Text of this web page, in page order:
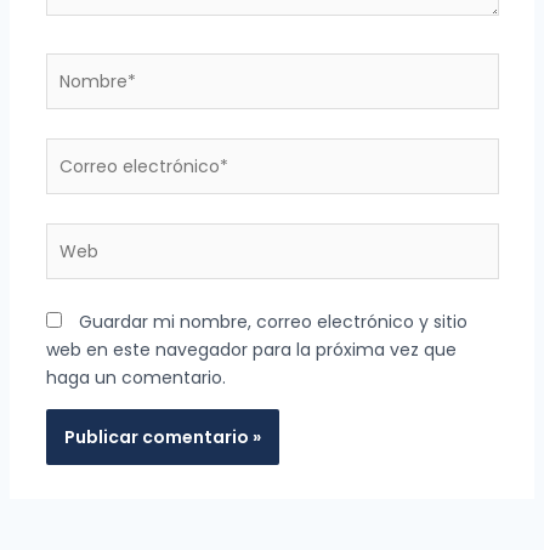
electrónico*
Guardar mi nombre, correo electrónico y sitio
web en este navegador para la próxima vez que
haga un comentario.